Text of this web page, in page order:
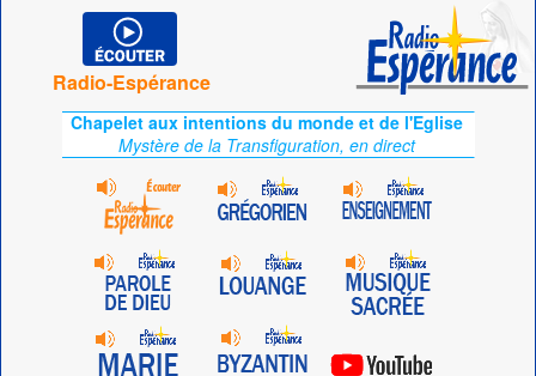
Radio-Espérance
Chapelet aux intentions du monde et de l'Eglise
Mystère de la Transfiguration, en direct